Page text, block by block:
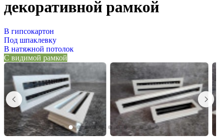
декоративной рамкой
В гипсокартон
Под шпаклевку
В натяжной потолок
С видимой рамкой